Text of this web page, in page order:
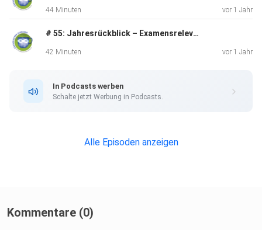
Klausuren
Also: Macht
euch eine Kürbissuppe heiß, setzt eure Kopfhörer auf und
#Rübengeist #Jason
Feedback zur Folge an JAPodcast@vahlen.de und folgt
44 Minuten vor 1 Jahr
# 55: Jahresrückblick – Examensrelevante Entscheidungen 2024 – Teil 2
42 Minuten vor 1 Jahr
In Podcasts werben
Schalte jetzt Werbung in Podcasts.
Alle Episoden anzeigen
Kommentare (0)